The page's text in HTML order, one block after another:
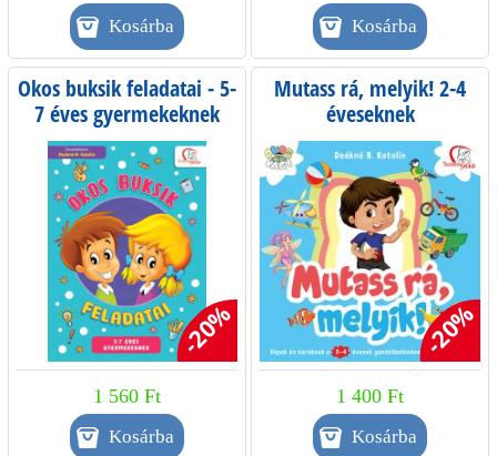
Okos buksik feladatai - 5-
7 éves gyermekeknek
-20%
1 560 Ft
Mutass rá, melyik! 2-4
éveseknek
-20%
1 400 Ft